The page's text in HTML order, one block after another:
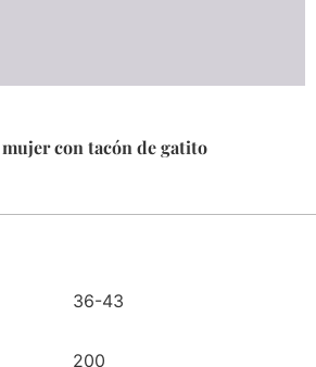
con tacón de gatito
36-43
200